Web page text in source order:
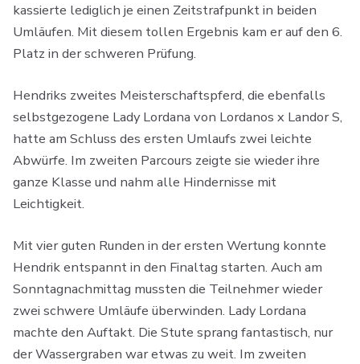
kassierte lediglich je einen Zeitstrafpunkt in beiden
Umläufen. Mit diesem tollen Ergebnis kam er auf den 6.
Platz in der schweren Prüfung.
Hendriks zweites Meisterschaftspferd, die ebenfalls
selbstgezogene Lady Lordana von Lordanos x Landor S,
hatte am Schluss des ersten Umlaufs zwei leichte
Abwürfe. Im zweiten Parcours zeigte sie wieder ihre
ganze Klasse und nahm alle Hindernisse mit
Leichtigkeit.
Mit vier guten Runden in der ersten Wertung konnte
Hendrik entspannt in den Finaltag starten. Auch am
Sonntagnachmittag mussten die Teilnehmer wieder
zwei schwere Umläufe überwinden. Lady Lordana
machte den Auftakt. Die Stute sprang fantastisch, nur
der Wassergraben war etwas zu weit. Im zweiten